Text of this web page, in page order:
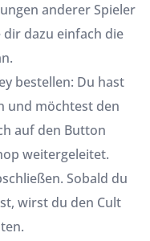
anderer Spieler
dazu einfach die
bestellen: Du hast
und möchtest den
auf den Button
weitergeleitet.
Sobald du
wirst du den Cult